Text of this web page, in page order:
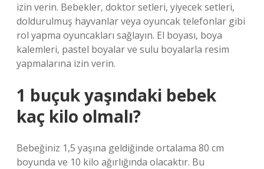
izin verin. Bebekler, doktor setleri, yiyecek setleri,
doldurulmuş hayvanlar veya oyuncak telefonlar gibi
rol yapma oyuncakları sağlayın. El boyası, boya
kalemleri, pastel boyalar ve sulu boyalarla resim
yapmalarına izin verin.
1 buçuk yaşındaki bebek
kaç kilo olmalı?
Bebeğiniz 1,5 yaşına geldiğinde ortalama 80 cm
boyunda ve 10 kilo ağırlığında olacaktır. Bu